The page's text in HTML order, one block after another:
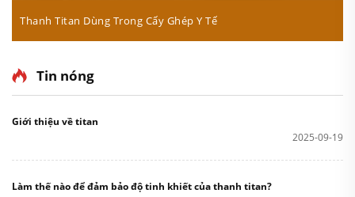
Thanh Titan Dùng Trong Cấy Ghép Y Tế
Tin nóng
Giới thiệu về titan
2025-09-19
Làm thế nào để đảm bảo độ tinh khiết của thanh titan?